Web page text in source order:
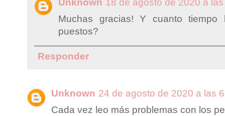
Muchas gracias! Y cuanto tiempo
puestos?
Responder
Unknown 24 de agosto de 2020 a las
Cada vez leo más problemas con los